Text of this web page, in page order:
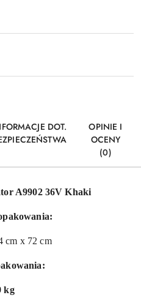
DOT.
OPINIE I
OCENY
(0)
A9902 36V Khaki
cm x 72 cm
kg